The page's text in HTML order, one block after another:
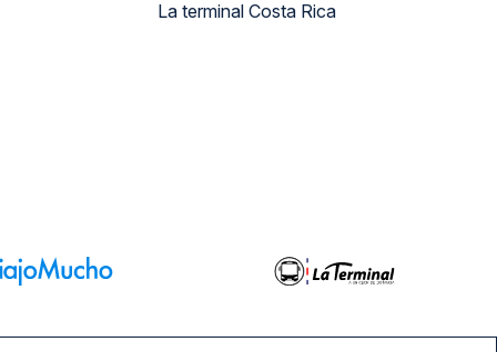
La terminal Costa Rica